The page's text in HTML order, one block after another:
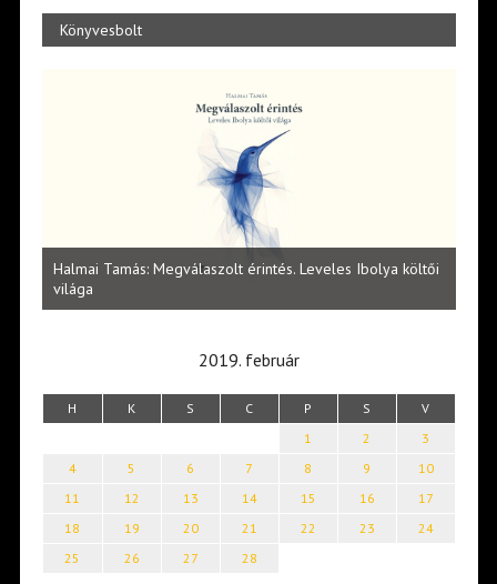
Könyvesbolt
Halmai Tamás: Megválaszolt érintés. Leveles Ibolya költői
világa
2019. február
H K S C P S V
1 2
3
4
5 6 7 8 9
10
11
12 13 14 15 16
17
18
19 20 21 22 23
24
25
26 27 28